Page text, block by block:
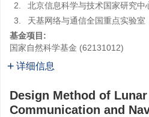
2.
北京信息科学与技术国家研究中
3.
天基网络与通信全国重点实验室
基金项目:
国家自然科学基金 (62131012)
详细信息
Design Method of
Communication and